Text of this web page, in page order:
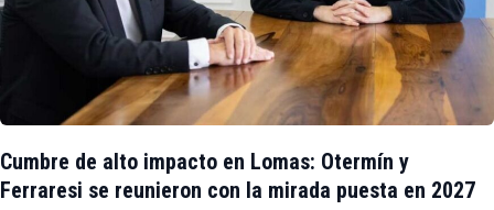
Cumbre de alto impacto en Lomas: Otermín y
Ferraresi se reunieron con la mirada puesta en 2027